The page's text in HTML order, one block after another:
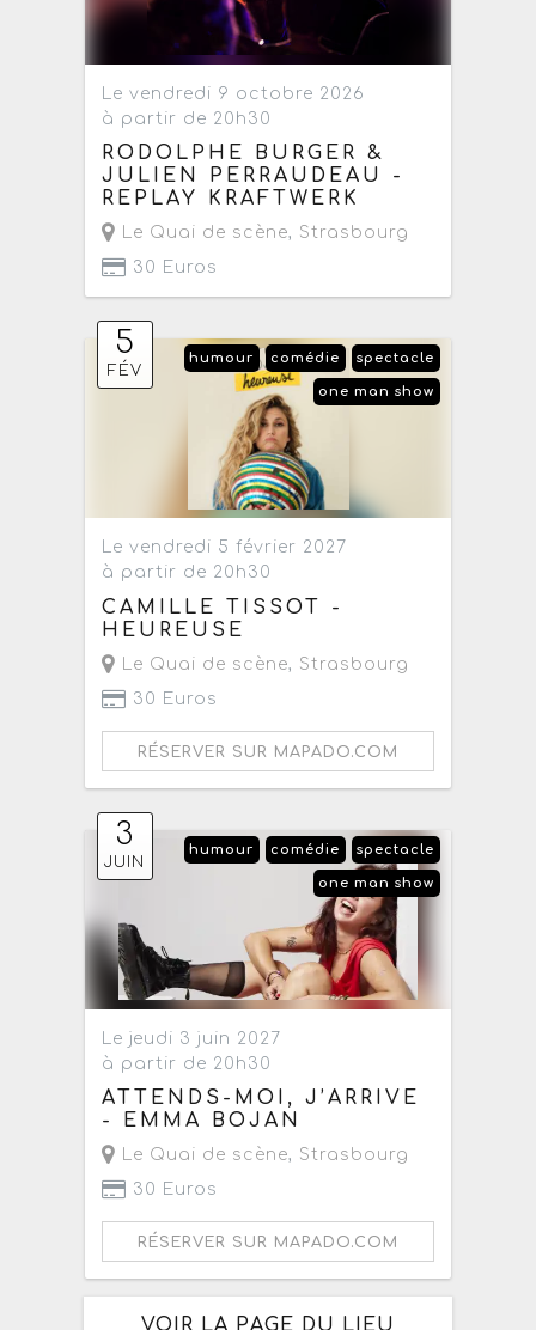
Le vendredi 9 octobre 2026
à partir de 20h30
RODOLPHE BURGER &
JULIEN PERRAUDEAU -
REPLAY KRAFTWERK
Le Quai de scène, Strasbourg
30 Euros
5
FÉV
spectacle
comédie
humour
one man show
Le vendredi 5 février 2027
à partir de 20h30
CAMILLE TISSOT -
HEUREUSE
Le Quai de scène, Strasbourg
30 Euros
RÉSERVER SUR MAPADO.COM
3
JUIN
spectacle
comédie
humour
one man show
Le jeudi 3 juin 2027
à partir de 20h30
ATTENDS-MOI, J’ARRIVE
- EMMA BOJAN
Le Quai de scène, Strasbourg
30 Euros
RÉSERVER SUR MAPADO.COM
VOIR LA PAGE DU LIEU